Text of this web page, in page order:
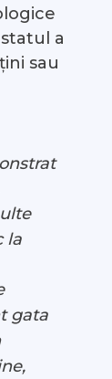
a
sau
la
gata